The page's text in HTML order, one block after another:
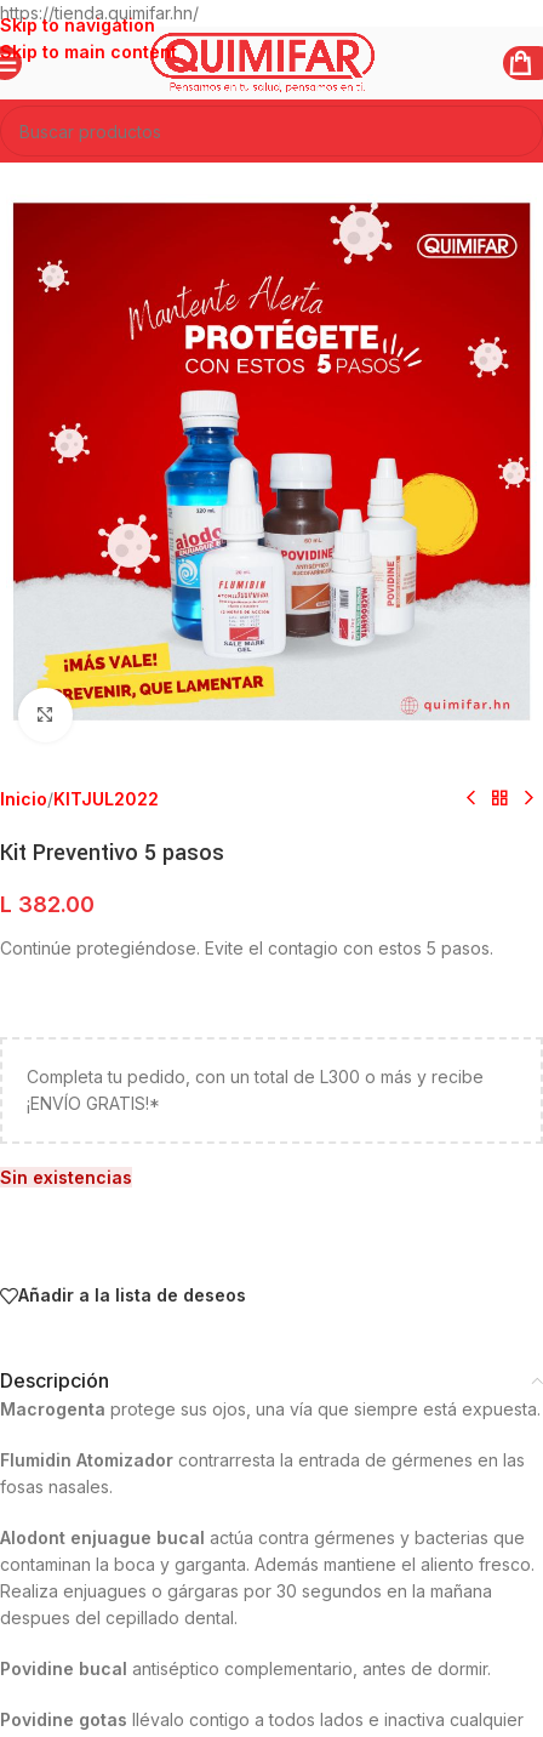
https://tienda.quimifar.hn/
Skip to navigation
Skip to main content
Clic para ampliar
Inicio/KITJUL2022
Kit Preventivo 5 pasos
L 382.00
Continúe protegiéndose. Evite el contagio con estos 5 pasos.
Completa tu pedido, con un total de L300 o más y recibe
¡ENVÍO GRATIS!*
Sin existencias
Añadir a la lista de deseos
Descripción
Macrogenta protege sus ojos, una vía que siempre está expuesta.
Flumidin Atomizador contrarresta la entrada de gérmenes en las
fosas nasales.
Alodont enjuague bucal actúa contra gérmenes y bacterias que
contaminan la boca y garganta. Además mantiene el aliento fresco.
Realiza enjuagues o gárgaras por 30 segundos en la mañana
despues del cepillado dental.
Povidine bucal antiséptico complementario, antes de dormir.
Povidine gotas llévalo contigo a todos lados e inactiva cualquier